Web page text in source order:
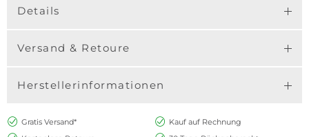
Details
Versand & Retoure
Herstellerinformationen
Gratis Versand*
Kauf auf Rechnung